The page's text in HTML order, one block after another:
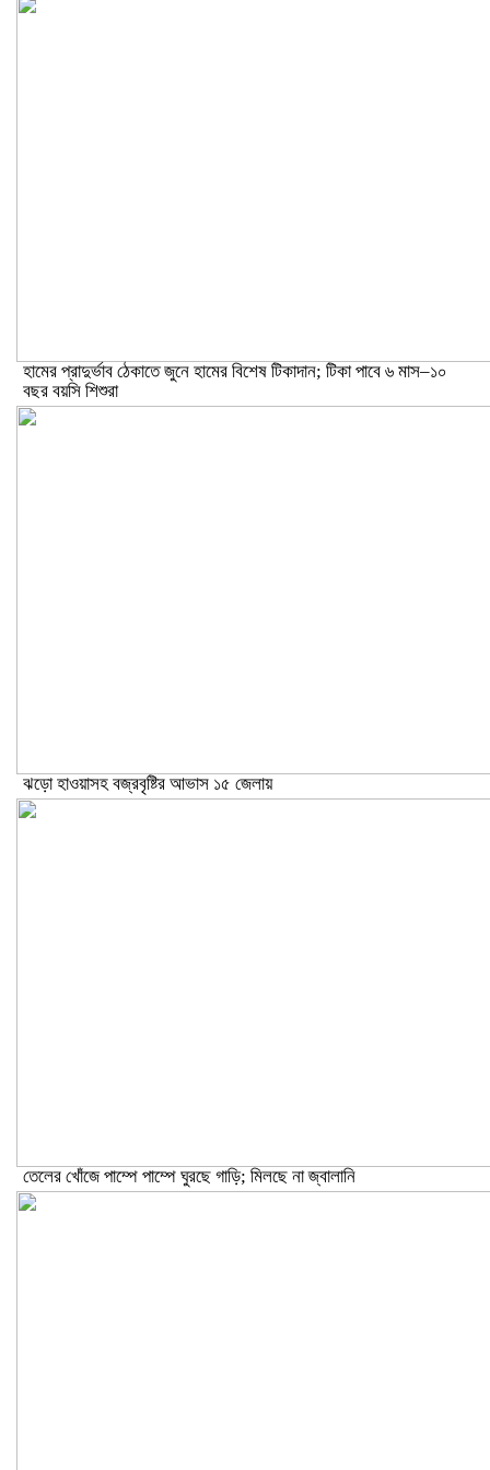
হামের প্রাদুর্ভাব ঠেকাতে জুনে হামের বিশেষ টিকাদান; টিকা পাবে ৬ মাস–১০
বছর বয়সি শিশুরা
ঝড়ো হাওয়াসহ বজ্রবৃষ্টির আভাস ১৫ জেলায়
তেলের খোঁজে পাম্পে পাম্পে ঘুরছে গাড়ি; মিলছে না জ্বালানি